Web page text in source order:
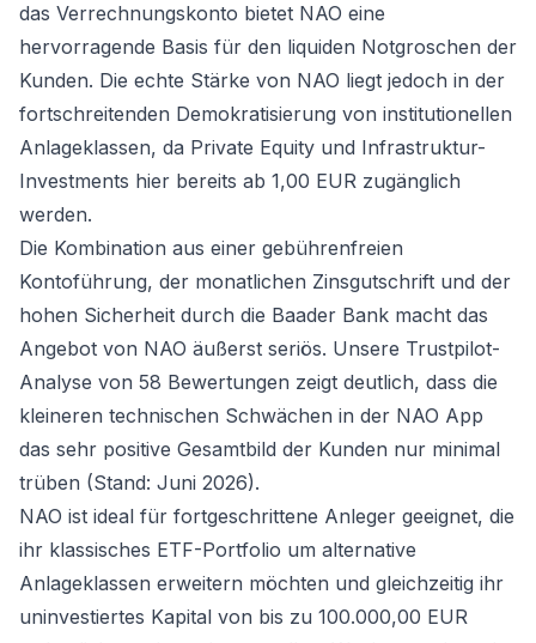
das Verrechnungskonto bietet NAO eine
hervorragende Basis für den liquiden Notgroschen der
Kunden. Die echte Stärke von NAO liegt jedoch in der
fortschreitenden Demokratisierung von institutionellen
Anlageklassen, da Private Equity und Infrastruktur-
Investments hier bereits ab 1,00 EUR zugänglich
werden.
Die Kombination aus einer gebührenfreien
Kontoführung, der monatlichen Zinsgutschrift und der
hohen Sicherheit durch die Baader Bank macht das
Angebot von NAO äußerst seriös. Unsere Trustpilot-
Analyse von 58 Bewertungen zeigt deutlich, dass die
kleineren technischen Schwächen in der NAO App
das sehr positive Gesamtbild der Kunden nur minimal
trüben (Stand: Juni 2026).
NAO ist ideal für fortgeschrittene Anleger geeignet, die
ihr klassisches ETF-Portfolio um alternative
Anlageklassen erweitern möchten und gleichzeitig ihr
uninvestiertes Kapital von bis zu 100.000,00 EUR